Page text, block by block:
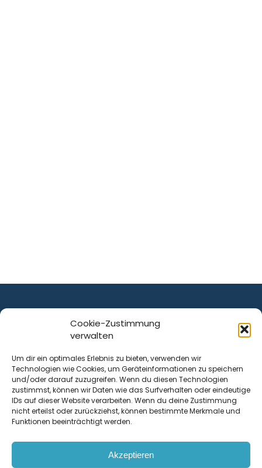
Cookie-Zustimmung
verwalten
Um dir ein optimales Erlebnis zu bieten, verwenden wir
Technologien wie Cookies, um Geräteinformationen zu speichern
und/oder darauf zuzugreifen. Wenn du diesen Technologien
zustimmst, können wir Daten wie das Surfverhalten oder eindeutige
IDs auf dieser Website verarbeiten. Wenn du deine Zustimmung
nicht erteilst oder zurückziehst, können bestimmte Merkmale und
Funktionen beeinträchtigt werden.
Akzeptieren
ist ein Service von
Krenn Real GmbH
Tischlerstraße 12
4050Traun| Österreich
Kontakt